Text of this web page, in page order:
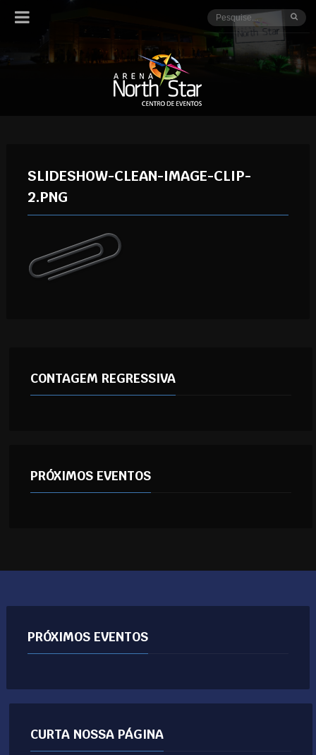
SLIDESHOW-CLEAN-IMAGE-CLIP-
2.PNG
CONTAGEM REGRESSIVA
PRÓXIMOS EVENTOS
PRÓXIMOS EVENTOS
CURTA NOSSA PÁGINA